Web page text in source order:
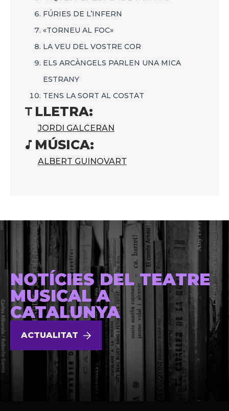
FÚRIES DE L’INFERN
«TORNEU AL FOC»
LA VEU DEL VOSTRE COR
ELS ARCÀNGELS PARLEN UNA MICA
ESTRANY
TENS LA SORT AL COSTAT
LLETRA:
JORDI GALCERAN
MÚSICA:
ALBERT GUINOVART
NOTÍCIES DEL TEATRE
MUSICAL A
CATALUNYA
ACTUALITAT